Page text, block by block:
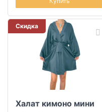
Скидка
Халат кимоно мини